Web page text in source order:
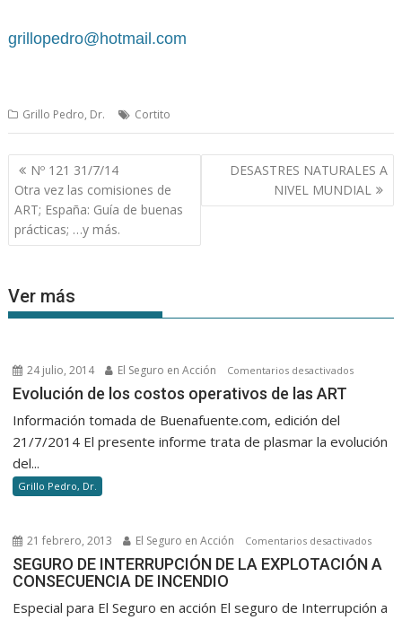
grillopedro@hotmail.com
Grillo Pedro, Dr. Cortito
Navegación
de
entradas
Nº 121 31/7/14
Otra vez las comisiones de
ART; España: Guía de buenas
prácticas; …y más.
DESASTRES NATURALES A
NIVEL MUNDIAL
Ver más
24 julio, 2014 El Seguro en Acción Comentarios desactivadosen
costos
Evolución de los costos operativos de las ART
Información tomada de Buenafuente.com, edición del
21/7/2014 El presente informe trata de plasmar la evolución
del...
Grillo Pedro, Dr.
21 febrero, 2013 El Seguro en Acción Comentarios desactivadosen
SEGURO DE INTERRUPCIÓN DE LA EXPLOTACIÓN A
CONSECUENCIA DE INCENDIO
Especial para El Seguro en acción El seguro de Interrupción a